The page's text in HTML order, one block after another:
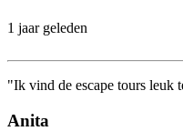
1 jaar geleden
"Ik vind de escape tours leuk
Anita